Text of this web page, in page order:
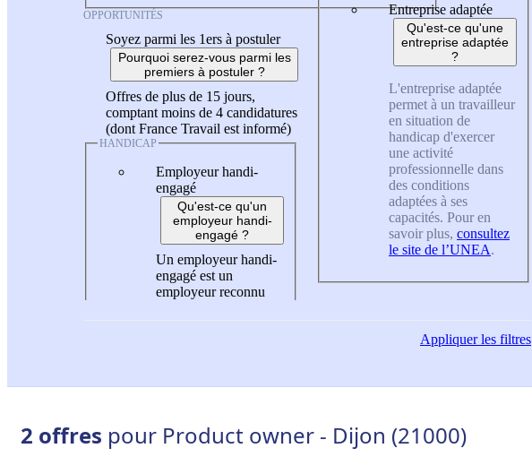
OPPORTUNITÉS
Soyez parmi les 1ers à postuler
Pourquoi serez-vous parmi les
premiers à postuler ?
Offres de plus de 15 jours,
comptant moins de 4 candidatures
(dont France Travail est informé)
HANDICAP
Employeur handi-
engagé
Qu'est-ce qu'un
employeur handi-
engagé ?
Un employeur handi-
engagé est un
employeur reconnu
Entreprise adaptée
Qu'est-ce qu'une
entreprise adaptée
?
L'entreprise adaptée
permet à un travailleur
en situation de
handicap d'exercer
une activité
professionnelle dans
des conditions
adaptées à ses
capacités. Pour en
savoir plus, consultez
le site de l’UNEA.
Appliquerles filtres
2 offres pour Product owner - Dijon (21000)